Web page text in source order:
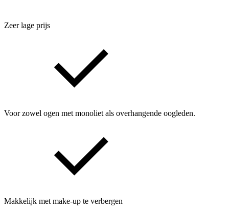
Zeer lage prijs
Voor zowel ogen met monoliet als overhangende oogleden.
Makkelijk met make-up te verbergen